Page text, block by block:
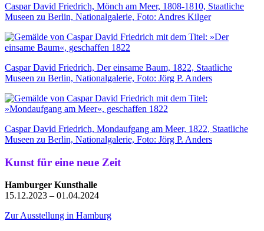
Caspar David Friedrich, Mönch am Meer, 1808-1810, Staatliche
Museen zu Berlin, Nationalgalerie, Foto: Andres Kilger
Caspar David Friedrich, Der einsame Baum, 1822, Staatliche
Museen zu Berlin, Nationalgalerie, Foto: Jörg P. Anders
Caspar David Friedrich, Mondaufgang am Meer, 1822, Staatliche
Museen zu Berlin, Nationalgalerie, Foto: Jörg P. Anders
Kunst für eine neue Zeit
Hamburger Kunsthalle
15.12.2023 – 01.04.2024
Zur Ausstellung in Hamburg